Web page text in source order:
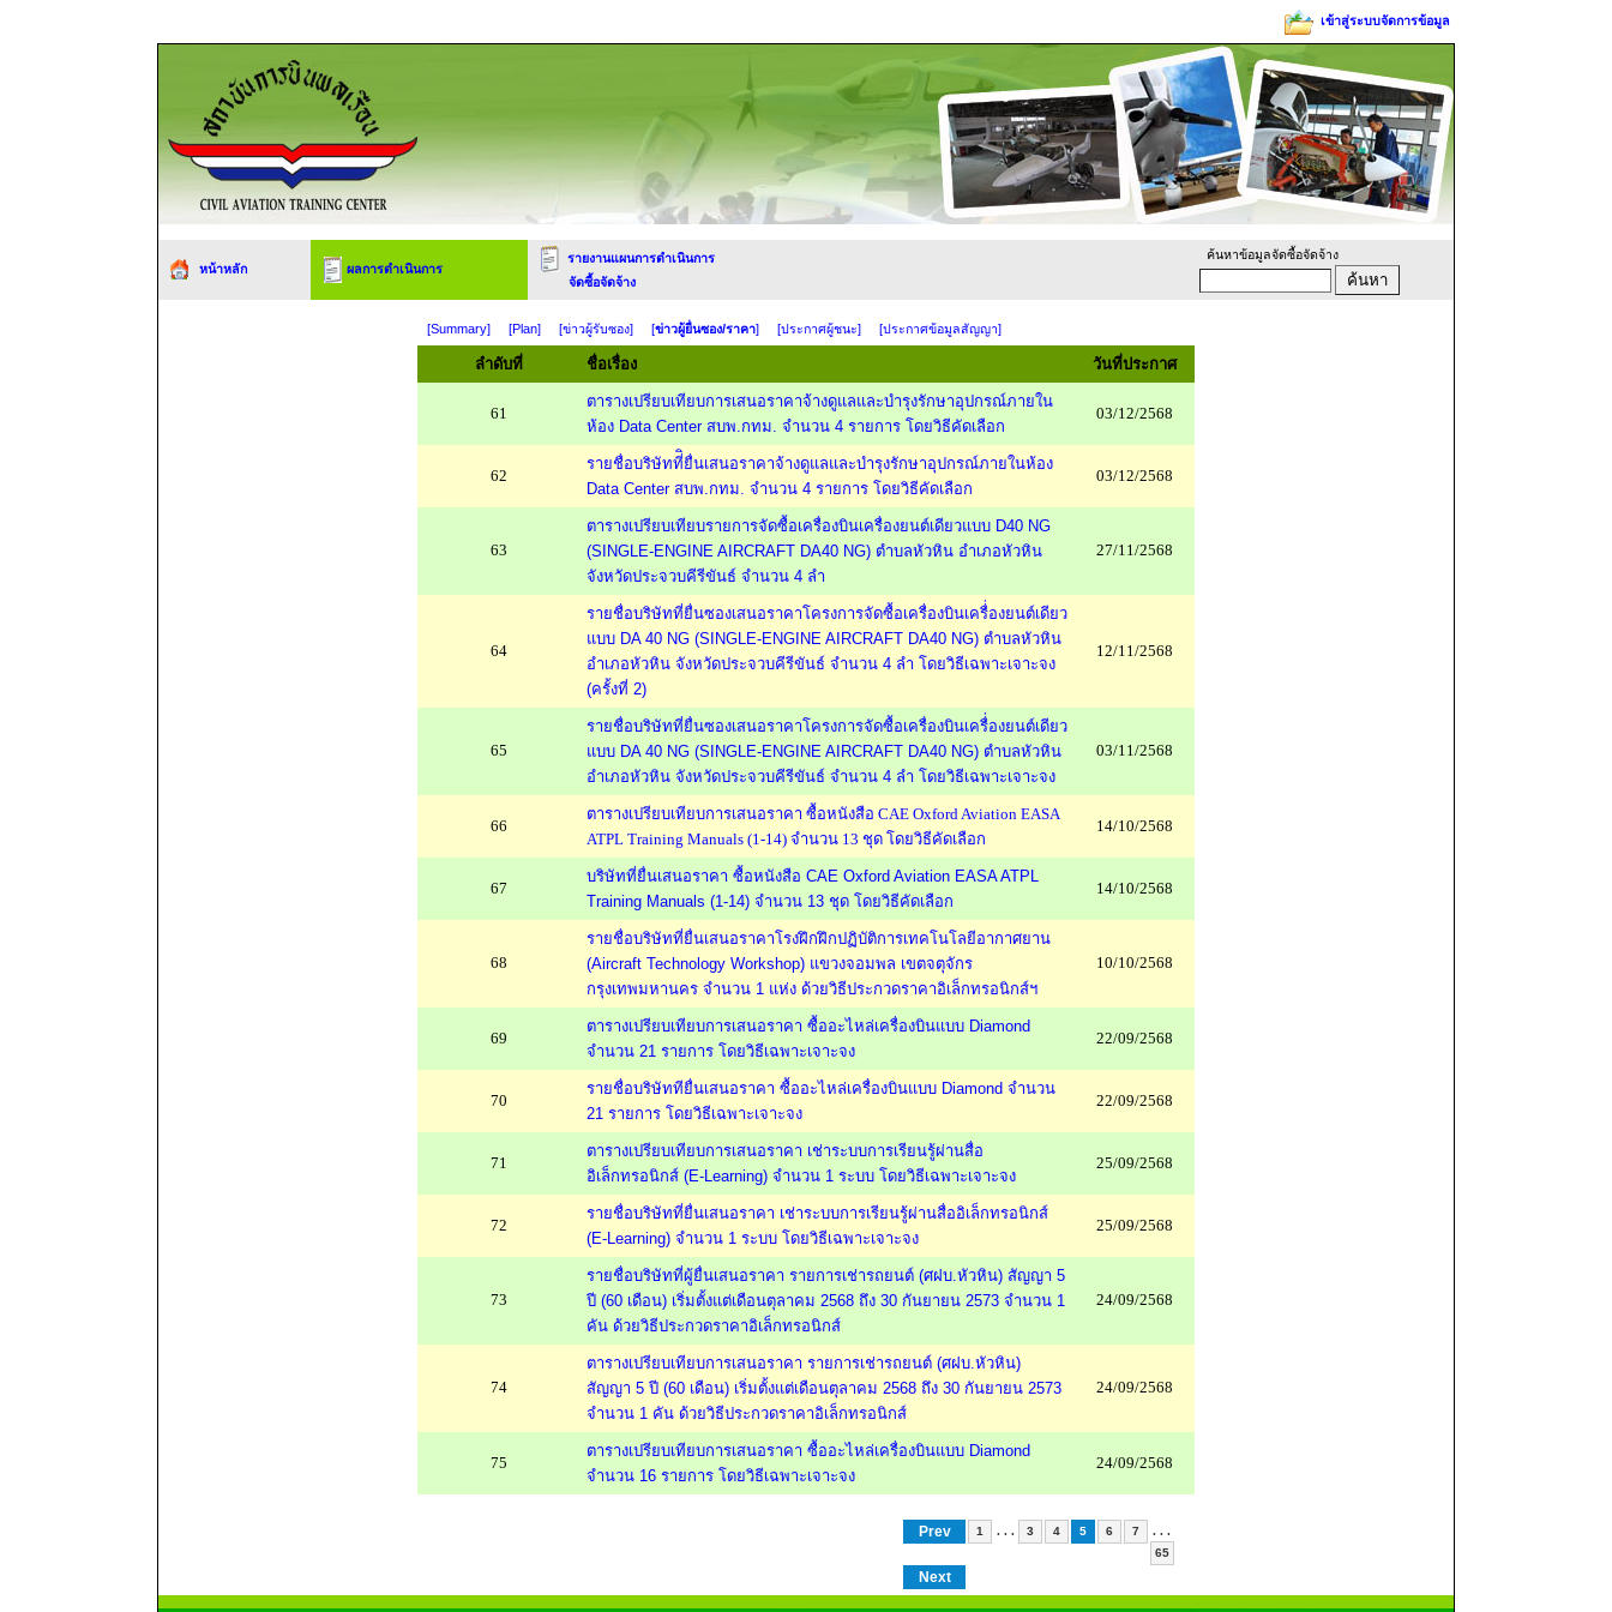
เข้าสู่ระบบจัดการข้อมูล
หน้าหลัก ผลการดำเนินการ
รายงานแผนการดำเนินการ
จัดซื้อจัดจ้าง
ค้นหาข้อมูลจัดซื้อจัดจ้าง
[Summary] [Plan] [ข่าวผู้รับซอง] [ข่าวผู้ยื่นซอง/ราคา] [ประกาศผู้ชนะ] [ประกาศข้อมูลสัญญา]
ลำดับที่ ชื่อเรื่อง วันที่ประกาศ
61
ตารางเปรียบเทียบการเสนอราคาจ้างดูแลและบำรุงรักษาอุปกรณ์ภายใน
ห้อง Data Center สบพ.กทม. จำนวน 4 รายการ โดยวิธีคัดเลือก
03/12/2568
62
รายชื่อบริษัทที่ิยื่นเสนอราคาจ้างดูแลและบำรุงรักษาอุปกรณ์ภายในห้อง
Data Center สบพ.กทม. จำนวน 4 รายการ โดยวิธีคัดเลือก
03/12/2568
63
ตารางเปรียบเทียบรายการจัดซื้อเครื่องบินเครื่องยนต์เดียวแบบ D40 NG
(SINGLE-ENGINE AIRCRAFT DA40 NG) ตำบลหัวหิน อำเภอหัวหิน
จังหวัดประจวบคีรีขันธ์ จำนวน 4 ลำ
27/11/2568
64
รายชื่อบริษัทที่ยื่นซองเสนอราคาโครงการจัดซื้อเครื่องบินเครื่่องยนต์เดียว
แบบ DA 40 NG (SINGLE-ENGINE AIRCRAFT DA40 NG) ตำบลหัวหิน
อำเภอหัวหิน จังหวัดประจวบคีรีขันธ์ จำนวน 4 ลำ โดยวิธีเฉพาะเจาะจง
(ครั้งที่ 2)
12/11/2568
65
รายชื่อบริษัทที่ยื่นซองเสนอราคาโครงการจัดซื้อเครื่องบินเครื่่องยนต์เดียว
แบบ DA 40 NG (SINGLE-ENGINE AIRCRAFT DA40 NG) ตำบลหัวหิน
อำเภอหัวหิน จังหวัดประจวบคีรีขันธ์ จำนวน 4 ลำ โดยวิธีเฉพาะเจาะจง
03/11/2568
66
ตารางเปรียบเทียบการเสนอราคา ซื้อหนังสือ CAE Oxford Aviation EASA
ATPL Training Manuals (1-14) จำนวน 13 ชุด โดยวิธีคัดเลือก
14/10/2568
67
บริษัทที่ยื่นเสนอราคา ซื้อหนังสือ CAE Oxford Aviation EASA ATPL
Training Manuals (1-14) จำนวน 13 ชุด โดยวิธีคัดเลือก
14/10/2568
68
รายชื่อบริษัทที่ยื่นเสนอราคาโรงฝึกฝึกปฏิบัติการเทคโนโลยีอากาศยาน
(Aircraft Technology Workshop) แขวงจอมพล เขตจตุจักร
กรุงเทพมหานคร จำนวน 1 แห่ง ด้วยวิธีประกวดราคาอิเล็กทรอนิกส์ฯ
10/10/2568
69
ตารางเปรียบเทียบการเสนอราคา ซื้ออะไหล่เครื่องบินแบบ Diamond
จำนวน 21 รายการ โดยวิธีเฉพาะเจาะจง
22/09/2568
70
รายชื่อบริษัททียื่นเสนอราคา ซื้ออะไหล่เครื่องบินแบบ Diamond จำนวน
21 รายการ โดยวิธีเฉพาะเจาะจง
22/09/2568
71
ตารางเปรียบเทียบการเสนอราคา เช่าระบบการเรียนรู้ผ่านสื่อ
อิเล็กทรอนิกส์ (E-Learning) จำนวน 1 ระบบ โดยวิธีเฉพาะเจาะจง
25/09/2568
72
รายชื่อบริษัทที่ยื่นเสนอราคา เช่าระบบการเรียนรู้ผ่านสื่ออิเล็กทรอนิกส์
(E-Learning) จำนวน 1 ระบบ โดยวิธีเฉพาะเจาะจง
25/09/2568
73
รายชื่อบริษัทที่ผู้ยื่นเสนอราคา รายการเช่ารถยนต์ (ศฝบ.หัวหิน) สัญญา 5
ปี (60 เดือน) เริ่มตั้งแต่เดือนตุลาคม 2568 ถึง 30 กันยายน 2573 จำนวน 1
คัน ด้วยวิธีประกวดราคาอิเล็กทรอนิกส์
24/09/2568
74
ตารางเปรียบเทียบการเสนอราคา รายการเช่ารถยนต์ (ศฝบ.หัวหิน)
สัญญา 5 ปี (60 เดือน) เริ่มตั้งแต่เดือนตุลาคม 2568 ถึง 30 กันยายน 2573
จำนวน 1 คัน ด้วยวิธีประกวดราคาอิเล็กทรอนิกส์
24/09/2568
75
ตารางเปรียบเทียบการเสนอราคา ซื้ออะไหล่เครื่องบินแบบ Diamond
จำนวน 16 รายการ โดยวิธีเฉพาะเจาะจง
24/09/2568
Prev 1 . . . 3 4 5 6 7 . . .
65
Next